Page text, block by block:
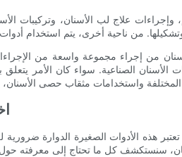
علاج لب الأسنان، وتركيبات
من إجراء مجموعة واسعة من
الصناعية. سواء كان الأمر
هذه الأدوات الصغيرة الدوارة